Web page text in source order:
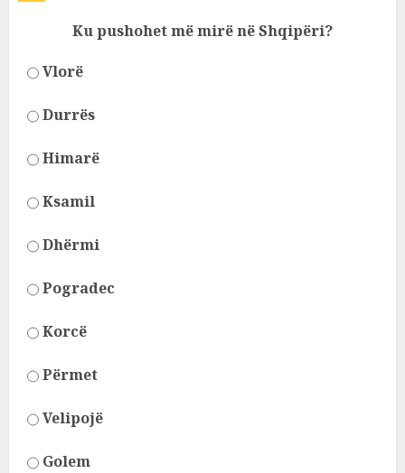
Ku pushohet më mirë në Shqipëri?
Vlorë
Durrës
Himarë
Ksamil
Dhërmi
Pogradec
Korcë
Përmet
Velipojë
Golem